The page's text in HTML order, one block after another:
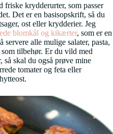
krydderurter, som passer
Det er en basisopskrift, så du
ost eller krydderier. Jeg
blomkål og kikærter, som er en
alle mulige salater, pasta,
tilbehør. Er du vild med
skal du også prøve mine
tomater og feta eller